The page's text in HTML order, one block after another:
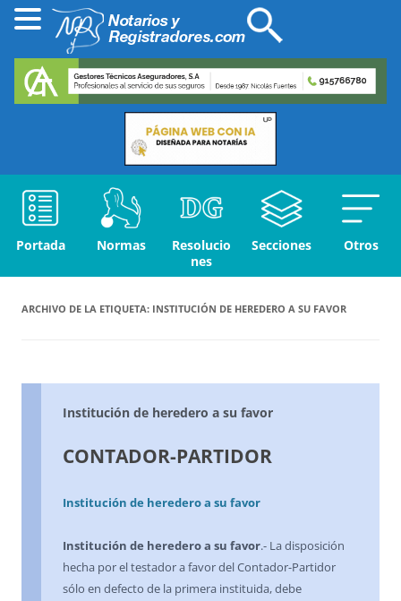
Portada Normas
Resolucio
nes
Secciones Otros
ARCHIVO DE LA ETIQUETA: INSTITUCIÓN DE HEREDERO A SU FAVOR
Institución de heredero a su favor
CONTADOR-PARTIDOR
Institución de heredero a su favor
Institución de heredero a su favor.- La disposición
hecha por el testador a favor del Contador-Partidor
sólo en defecto de la primera instituida, debe